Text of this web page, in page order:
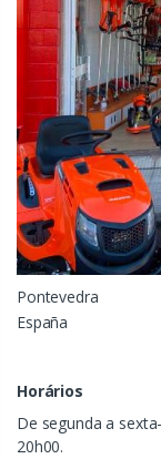
Pontevedra
España
Horários
De segunda a
20h00.